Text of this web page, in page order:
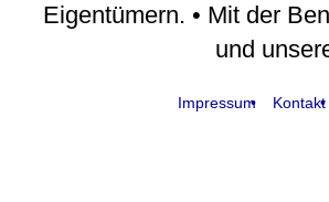
Eigentümern. • Mit der
und
Impressum Kontakt